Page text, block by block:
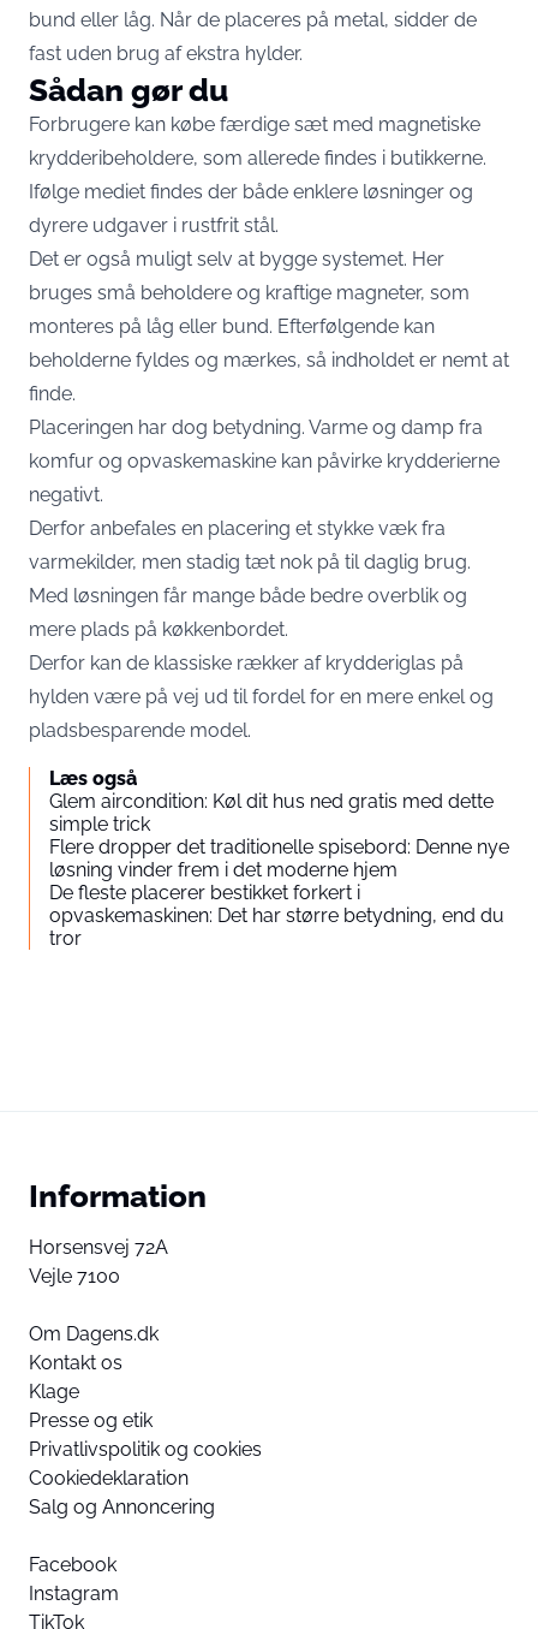
bund eller låg. Når de placeres på metal, sidder de
fast uden brug af ekstra hylder.
Sådan gør du
Forbrugere kan købe færdige sæt med magnetiske
krydderibeholdere, som allerede findes i butikkerne.
Ifølge mediet findes der både enklere løsninger og
dyrere udgaver i rustfrit stål.
Det er også muligt selv at bygge systemet. Her
bruges små beholdere og kraftige magneter, som
monteres på låg eller bund. Efterfølgende kan
beholderne fyldes og mærkes, så indholdet er nemt at
finde.
Placeringen har dog betydning. Varme og damp fra
komfur og opvaskemaskine kan påvirke krydderierne
negativt.
Derfor anbefales en placering et stykke væk fra
varmekilder, men stadig tæt nok på til daglig brug.
Med løsningen får mange både bedre overblik og
mere plads på køkkenbordet.
Derfor kan de klassiske rækker af krydderiglas på
hylden være på vej ud til fordel for en mere enkel og
pladsbesparende model.
Læs også
Glem aircondition: Køl dit hus ned gratis med dette
simple trick
Flere dropper det traditionelle spisebord: Denne nye
løsning vinder frem i det moderne hjem
De fleste placerer bestikket forkert i
opvaskemaskinen: Det har større betydning, end du
tror
Information
Horsensvej 72A
Vejle 7100
Om Dagens.dk
Kontakt os
Klage
Presse og etik
Privatlivspolitik og cookies
Cookiedeklaration
Salg og Annoncering
Facebook
Instagram
TikTok